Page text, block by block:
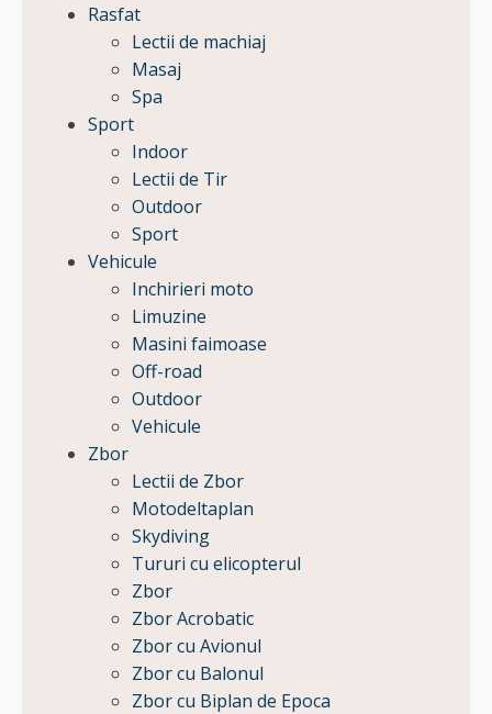
Rasfat
Lectii de machiaj
Masaj
Spa
Sport
Indoor
Lectii de Tir
Outdoor
Sport
Vehicule
Inchirieri moto
Limuzine
Masini faimoase
Off-road
Outdoor
Vehicule
Zbor
Lectii de Zbor
Motodeltaplan
Skydiving
Tururi cu elicopterul
Zbor
Zbor Acrobatic
Zbor cu Avionul
Zbor cu Balonul
Zbor cu Biplan de Epoca